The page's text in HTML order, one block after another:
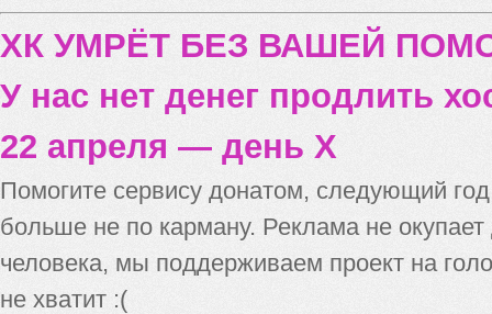
ХК УМРЁТ БЕЗ ВАШЕЙ
У нас нет денег продлить
22 апреля — день X
Помогите сервису донатом, следующий
больше не по карману. Реклама не
человека, мы поддерживаем проект на
не хватит :(